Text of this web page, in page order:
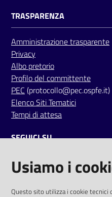
n
t
e
Fornitori
Seguici
TRASPARENZA
Amministrazione trasparente
Privacy
Albo pretorio
Profilo del committente
PEC (protocollo@pec.ospfe.it)
Elenco Siti Tematici
Tempi di attesa
SEGUICI SU
twitterfacebookyoutube
AREA DIPENDENTI
Usiamo i
Questo sito utilizza i cookie tecnici